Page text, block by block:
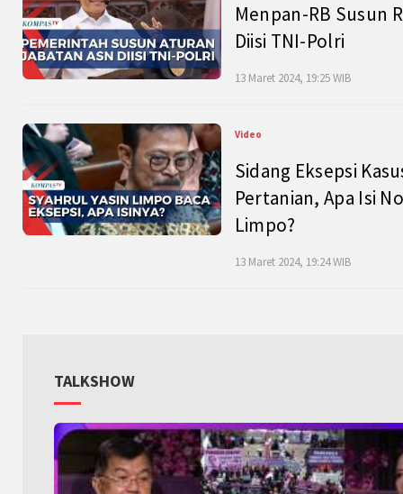
Menpan-RB Susun
Diisi TNI-Polri
13 Maret 2024, 19:25 WIB
Video
Sidang Eksepsi
Pertanian, Apa Isi
Limpo?
13 Maret 2024, 19:24 WIB
TALKSHOW